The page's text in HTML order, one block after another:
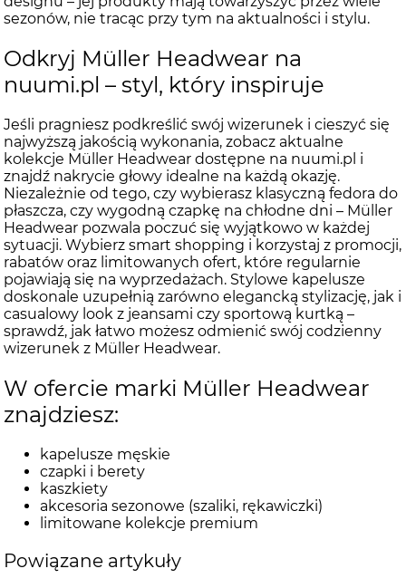
sezonów, nie tracąc przy tym na aktualności i stylu.
Odkryj Müller Headwear na
nuumi.pl – styl, który inspiruje
Jeśli pragniesz podkreślić swój wizerunek i cieszyć się
najwyższą jakością wykonania, zobacz aktualne
kolekcje Müller Headwear dostępne na nuumi.pl i
znajdź nakrycie głowy idealne na każdą okazję.
Niezależnie od tego, czy wybierasz klasyczną fedora do
płaszcza, czy wygodną czapkę na chłodne dni – Müller
Headwear pozwala poczuć się wyjątkowo w każdej
sytuacji. Wybierz smart shopping i korzystaj z promocji,
rabatów oraz limitowanych ofert, które regularnie
pojawiają się na wyprzedażach. Stylowe kapelusze
doskonale uzupełnią zarówno elegancką stylizację, jak i
casualowy look z jeansami czy sportową kurtką –
sprawdź, jak łatwo możesz odmienić swój codzienny
wizerunek z Müller Headwear.
W ofercie marki Müller Headwear
znajdziesz:
kapelusze męskie
czapki i berety
kaszkiety
akcesoria sezonowe (szaliki, rękawiczki)
limitowane kolekcje premium
Powiązane artykuły